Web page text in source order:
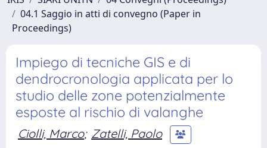
04.1 Saggio in atti di convegno (Paper in
Proceedings)
Impiego di tecniche GIS e di
dendrocronologia applicata per lo
studio delle zone potenzialmente
esposte al rischio di valanghe
Ciolli, Marco; Zatelli, Paolo